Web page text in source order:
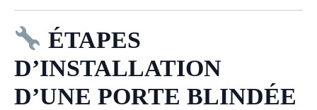
ÉTAPES
D’INSTALLATION
D’UNE PORTE BLINDÉE